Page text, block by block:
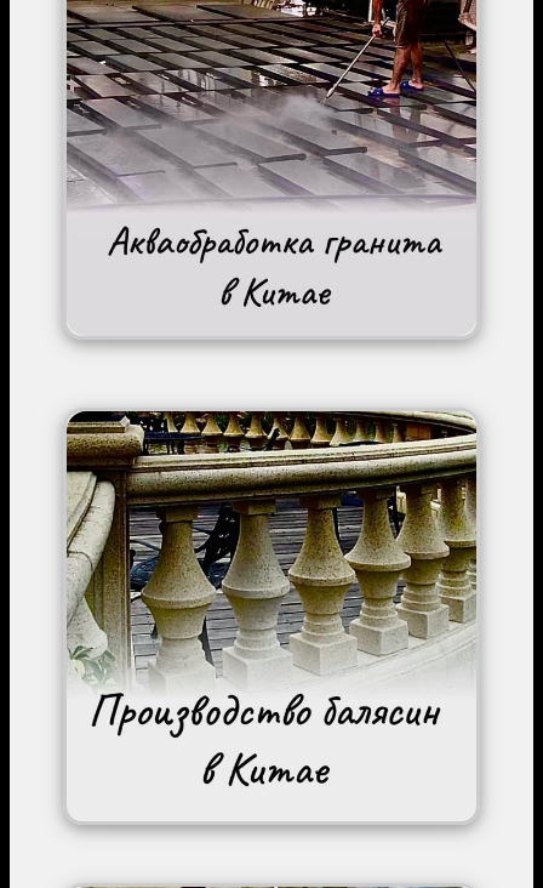
Image